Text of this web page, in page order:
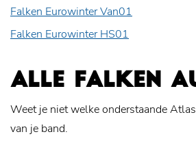
Falken Eurowinter Van01
Falken Eurowinter HS01
ALLE FALKEN
Weet je niet welke onderstaande
van je band.